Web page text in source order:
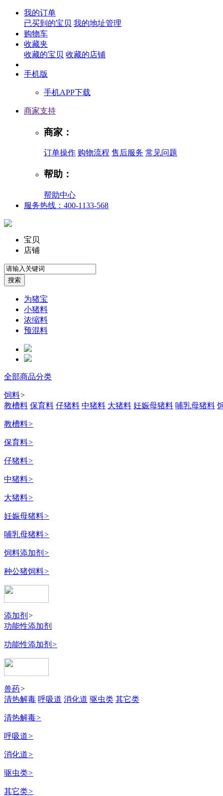
我的订单
已买到的宝贝 我的地址管理
购物车
收藏夹
收藏的宝贝 收藏的店铺
手机版
手机APP下载
商家支持
商家：
订单操作 购物流程 售后服务 常见问题
帮助：
帮助中心
服务热线：400-1133-568
宝贝
店铺
为猪宝
小猪料
浓缩料
预混料
全部商品分类
饲料>
教槽料 保育料 仔猪料 中猪料 大猪料 妊娠母猪料 哺乳母猪料
教槽料>
保育料>
仔猪料>
中猪料>
大猪料>
妊娠母猪料>
哺乳母猪料>
饲料添加剂 >
种公猪饲料>
添加剂 >
功能性添加剂
功能性添加剂 >
兽药>
清热解毒 呼吸道 消化道 驱虫类 其它类
清热解毒>
呼吸道>
消化道>
驱虫类>
其它类>